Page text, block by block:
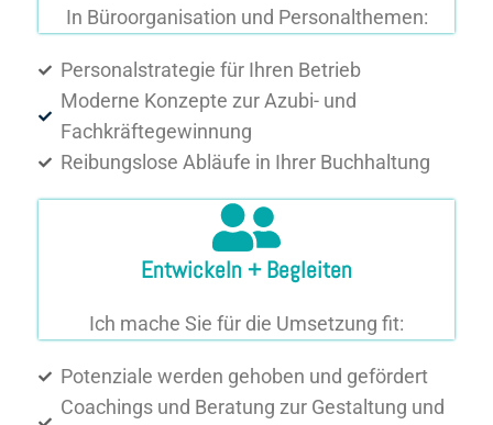
In Büroorganisation und Personalthemen:
Personalstrategie für Ihren Betrieb
Moderne Konzepte zur Azubi- und
Fachkräftegewinnung
Reibungslose Abläufe in Ihrer Buchhaltung
Entwickeln + Begleiten
Ich mache Sie für die Umsetzung fit:
Potenziale werden gehoben und gefördert
Coachings und Beratung zur Gestaltung und